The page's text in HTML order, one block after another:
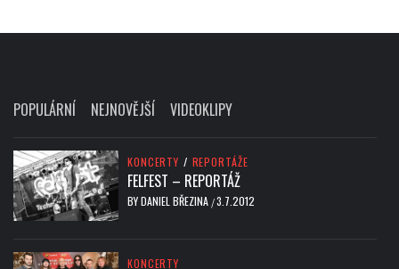
POPULÁRNÍ NEJNOVĚJŠÍ VIDEOKLIPY
KONCERTY / REPORTÁŽE
FELFEST – REPORTÁŽ
BYDANIEL BŘEZINA /3.7.2012
KONCERTY